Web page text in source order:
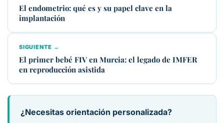
El endometrio: qué es y su papel clave en la
implantación
SIGUIENTE →
El primer bebé FIV en Murcia: el legado de IMFER
en reproducción asistida
¿Necesitas orientación personalizada?